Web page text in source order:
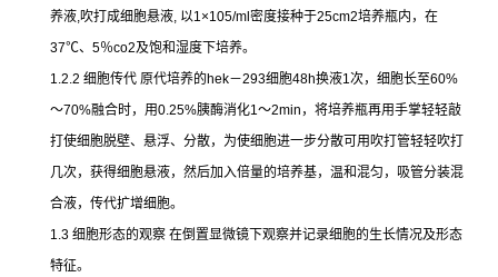
养液,吹打成细胞悬液, 以1×105/ml 密度接种于25cm2培养瓶内，在
37℃、 5％co2及饱和湿度下培养。
1.2.2 细胞传代 原代培养的hek－293细胞48h换液1次，细胞长至60%
～70%融合时，用0.25%胰酶消化1～2min ，将培养瓶再用手掌轻轻敲
打使细胞脱壁、悬浮、分散，为使细胞进一步分散可用吹打管轻轻吹打
几次，获得细胞悬液，然后加入倍量的培养基，温和混匀，吸管分装混
合液，传代扩增细胞。
1.3 细胞形态的观察 在倒置显微镜下观察并记录细胞的生长情况及形态
特征。